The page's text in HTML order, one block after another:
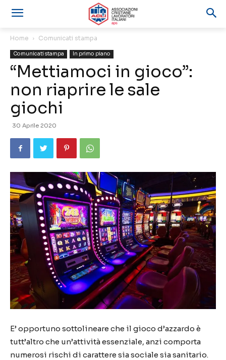
Home Comunicati stampa
Comunicati stampa In primo piano
“Mettiamoci in gioco”:
non riaprire le sale
giochi
30 Aprile 2020
E’ opportuno sottolineare che il gioco d’azzardo è
tutt’altro che un’attività essenziale, anzi comporta
numerosi rischi di carattere sia sociale sia sanitario.